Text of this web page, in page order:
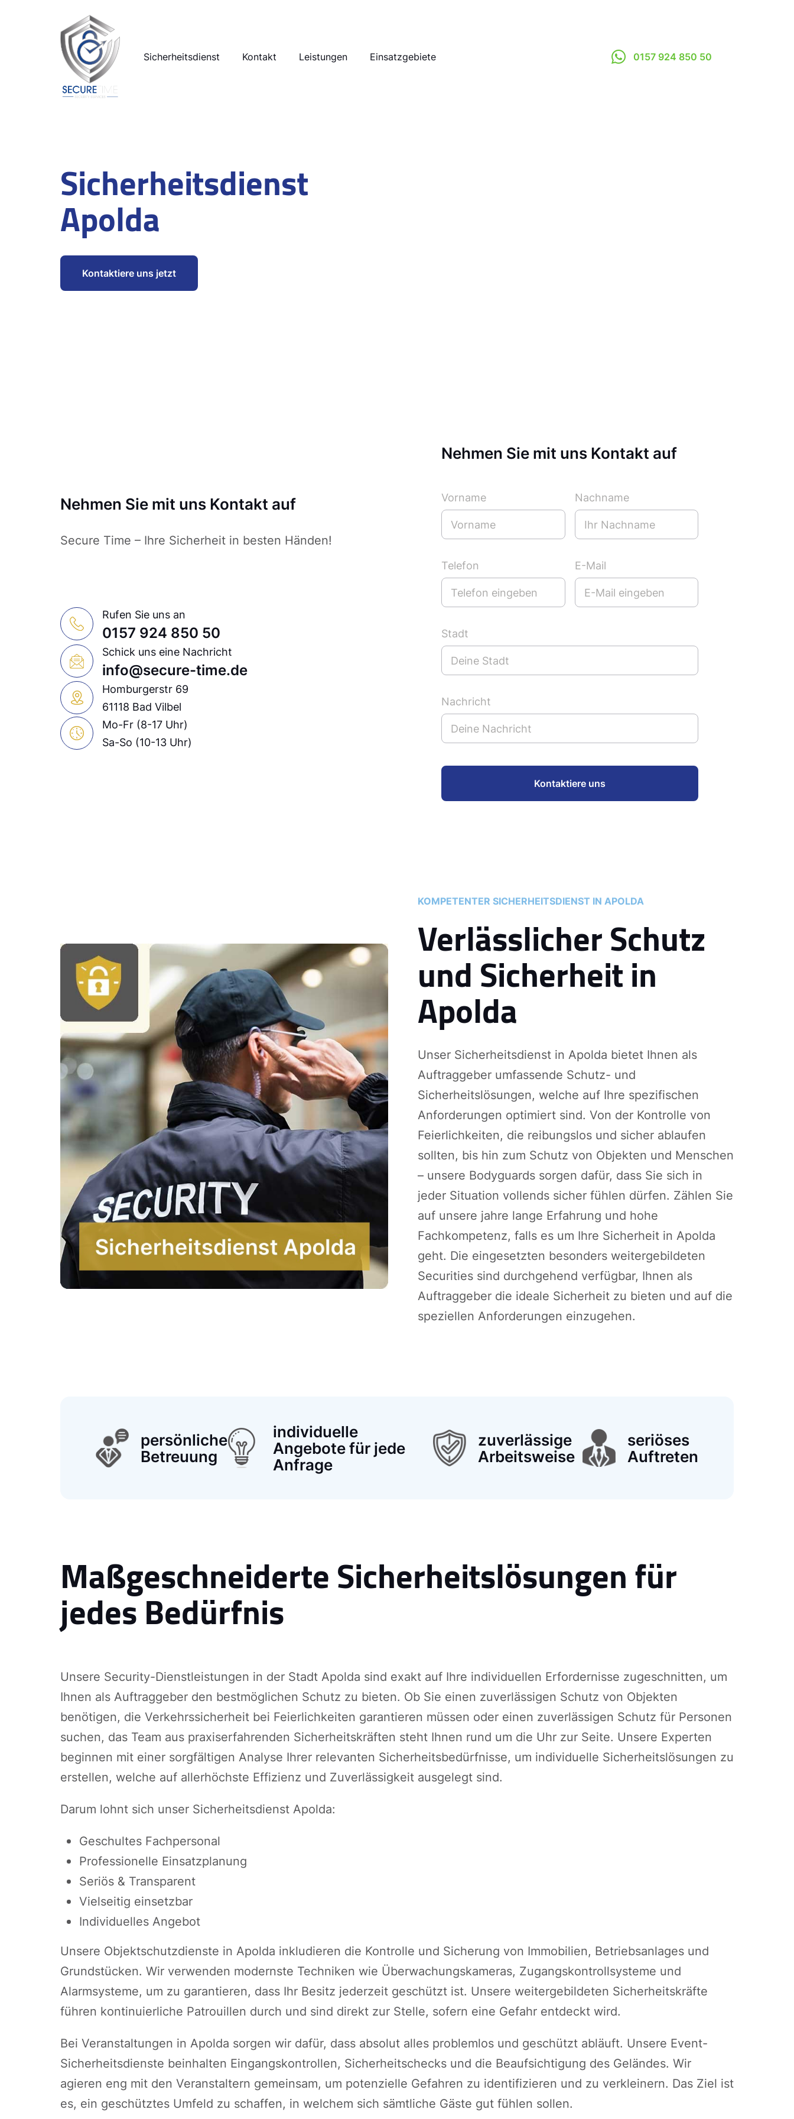
Sicherheitsdienst Kontakt Leistungen Einsatzgebiete 0157 924 850 50
Sicherheitsdienst
Apolda
Kontaktiere uns jetzt
Nehmen Sie mit uns Kontakt auf
Secure Time – Ihre Sicherheit in besten Händen!
Rufen Sie uns an
0157 924 850 50
Schick uns eine Nachricht
info@secure-time.de
Homburgerstr 69
61118 Bad Vilbel
Mo-Fr (8-17 Uhr)
Sa-So (10-13 Uhr)
Nehmen Sie mit uns Kontakt auf
Vorname Nachname
Telefon E-Mail
Stadt
Nachricht
Kontaktiere uns
KOMPETENTER SICHERHEITSDIENST IN APOLDA
Verlässlicher Schutz
und Sicherheit in
Apolda
Unser Sicherheitsdienst in Apolda bietet Ihnen als
Auftraggeber umfassende Schutz- und
Sicherheitslösungen, welche auf Ihre spezifischen
Anforderungen optimiert sind. Von der Kontrolle von
Feierlichkeiten, die reibungslos und sicher ablaufen
sollten, bis hin zum Schutz von Objekten und Menschen
– unsere Bodyguards sorgen dafür, dass Sie sich in
jeder Situation vollends sicher fühlen dürfen. Zählen Sie
auf unsere jahre lange Erfahrung und hohe
Fachkompetenz, falls es um Ihre Sicherheit in Apolda
geht. Die eingesetzten besonders weitergebildeten
Securities sind durchgehend verfügbar, Ihnen als
Auftraggeber die ideale Sicherheit zu bieten und auf die
speziellen Anforderungen einzugehen.
persönliche
Betreuung
individuelle
Angebote für jede
Anfrage
zuverlässige
Arbeitsweise
seriöses
Auftreten
Maßgeschneiderte Sicherheitslösungen für
jedes Bedürfnis
Unsere Security-Dienstleistungen in der Stadt Apolda sind exakt auf Ihre individuellen Erfordernisse zugeschnitten, um
Ihnen als Auftraggeber den bestmöglichen Schutz zu bieten. Ob Sie einen zuverlässigen Schutz von Objekten
benötigen, die Verkehrssicherheit bei Feierlichkeiten garantieren müssen oder einen zuverlässigen Schutz für Personen
suchen, das Team aus praxiserfahrenden Sicherheitskräften steht Ihnen rund um die Uhr zur Seite. Unsere Experten
beginnen mit einer sorgfältigen Analyse Ihrer relevanten Sicherheitsbedürfnisse, um individuelle Sicherheitslösungen zu
erstellen, welche auf allerhöchste Effizienz und Zuverlässigkeit ausgelegt sind.
Darum lohnt sich unser Sicherheitsdienst Apolda:
Geschultes Fachpersonal
Professionelle Einsatzplanung
Seriös & Transparent
Vielseitig einsetzbar
Individuelles Angebot
Unsere Objektschutzdienste in Apolda inkludieren die Kontrolle und Sicherung von Immobilien, Betriebsanlages und
Grundstücken. Wir verwenden modernste Techniken wie Überwachungskameras, Zugangskontrollsysteme und
Alarmsysteme, um zu garantieren, dass Ihr Besitz jederzeit geschützt ist. Unsere weitergebildeten Sicherheitskräfte
führen kontinuierliche Patrouillen durch und sind direkt zur Stelle, sofern eine Gefahr entdeckt wird.
Bei Veranstaltungen in Apolda sorgen wir dafür, dass absolut alles problemlos und geschützt abläuft. Unsere Event-
Sicherheitsdienste beinhalten Eingangskontrollen, Sicherheitschecks und die Beaufsichtigung des Geländes. Wir
agieren eng mit den Veranstaltern gemeinsam, um potenzielle Gefahren zu identifizieren und zu verkleinern. Das Ziel ist
es, ein geschütztes Umfeld zu schaffen, in welchem sich sämtliche Gäste gut fühlen sollen.